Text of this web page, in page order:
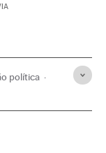
política